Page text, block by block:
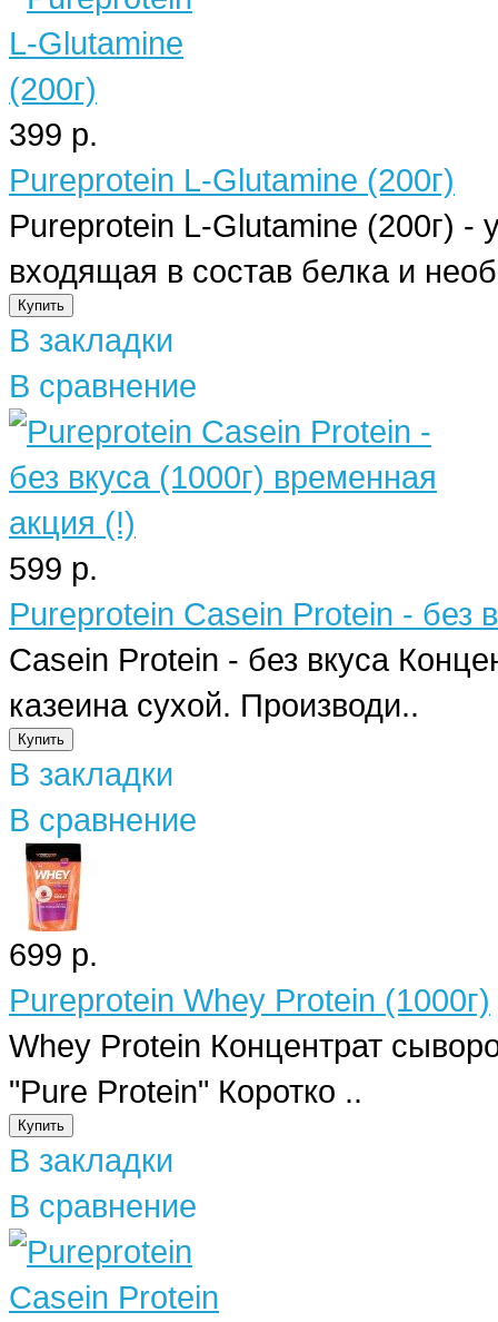
399 р.
Pureprotein L-Glutamine (200г)
Pureprotein L-Glutamine (200г) -
входящая в состав белка и
В закладки
В сравнение
599 р.
Pureprotein Casein Protein - без
Casein Protein - без вкуса
казеина сухой. Производи..
В закладки
В сравнение
699 р.
Pureprotein Whey Protein (1000г)
Whey Protein Концентрат
"Pure Protein" Коротко ..
В закладки
В сравнение